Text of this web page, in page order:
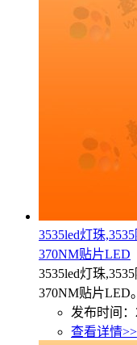
3535led灯珠
370NM贴片LED
3535led灯珠
370NM贴片LED。
发布时间：
查看详情>>